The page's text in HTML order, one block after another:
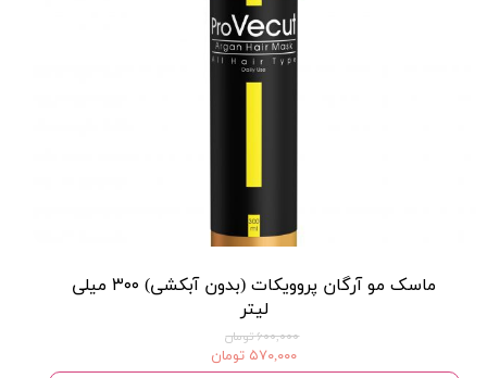
ماسک مو آرگان پروویکات (بدون آبکشی) ۳۰۰ میلی
لیتر
۶۰۰,۰۰۰ تومان
۵۷۰,۰۰۰ تومان